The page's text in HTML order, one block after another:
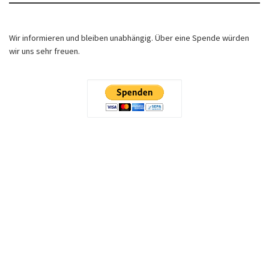
Wir informieren und bleiben unabhängig. Über eine Spende würden
wir uns sehr freuen.